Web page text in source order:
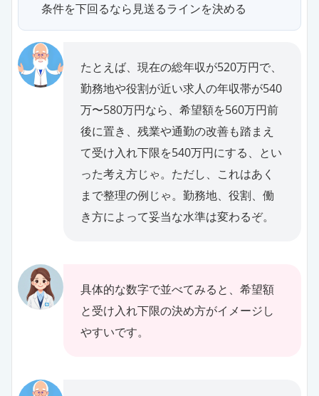
条件を下回るなら見送るラインを決める
たとえば、現在の総年収が520万円で、
勤務地や役割が近い求人の年収帯が540
万〜580万円なら、希望額を560万円前
後に置き、残業や通勤の改善も踏まえ
て受け入れ下限を540万円にする、とい
った考え方じゃ。ただし、これはあく
まで整理の例じゃ。勤務地、役割、働
き方によって妥当な水準は変わるぞ。
具体的な数字で並べてみると、希望額
と受け入れ下限の決め方がイメージし
やすいです。